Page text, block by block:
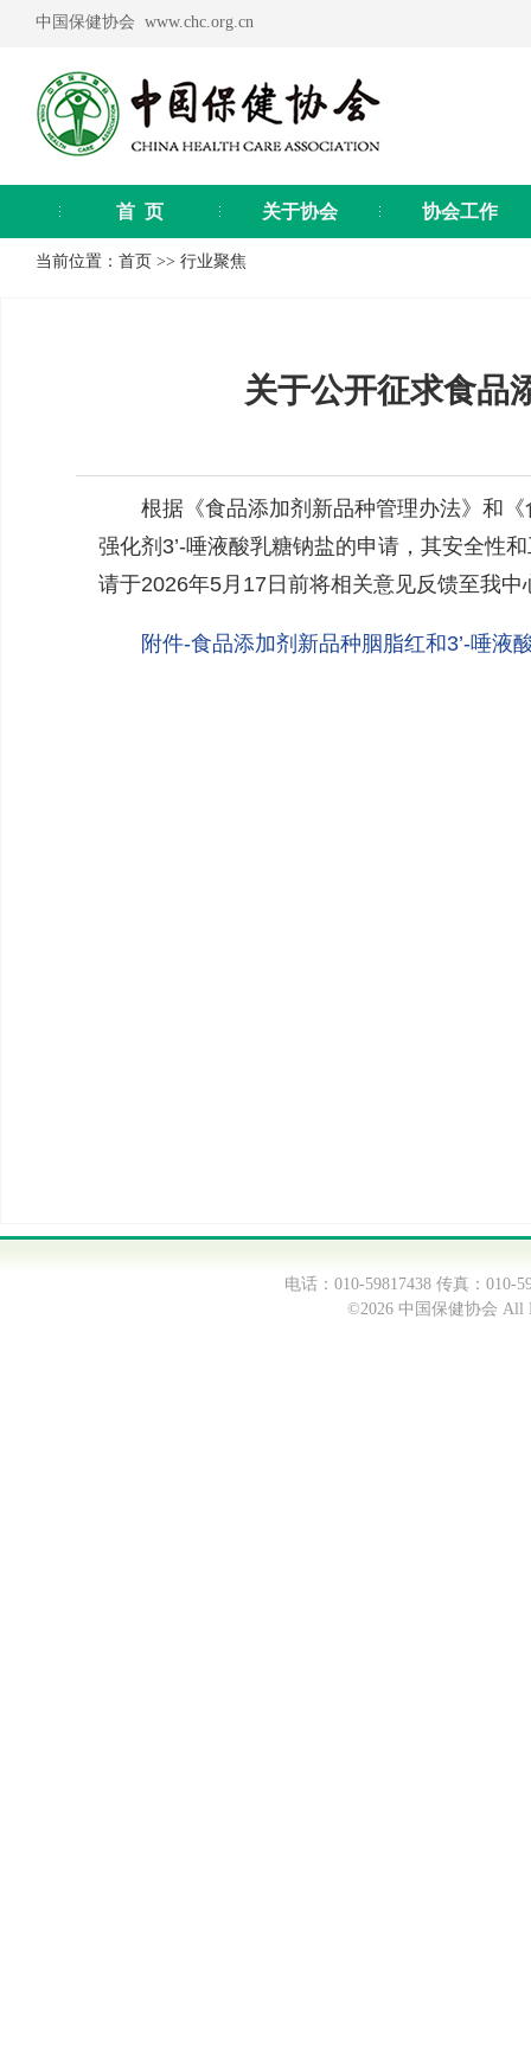
中国保健协会 www.chc.org.cn
首 页 关于协会 协会工作
当前位置： 首页 >> 行业聚焦
关于公开征求食品
根据《食品添加剂新品种管理办法》和《
强化剂3’-唾液酸乳糖钠盐的申请，其安全性
请于2026年5月17日前将相关意见反馈至我
附件-食品添加剂新品种胭脂红和3’-唾液
电话：010-59817438 传真：
©2026 中国保健协会 All